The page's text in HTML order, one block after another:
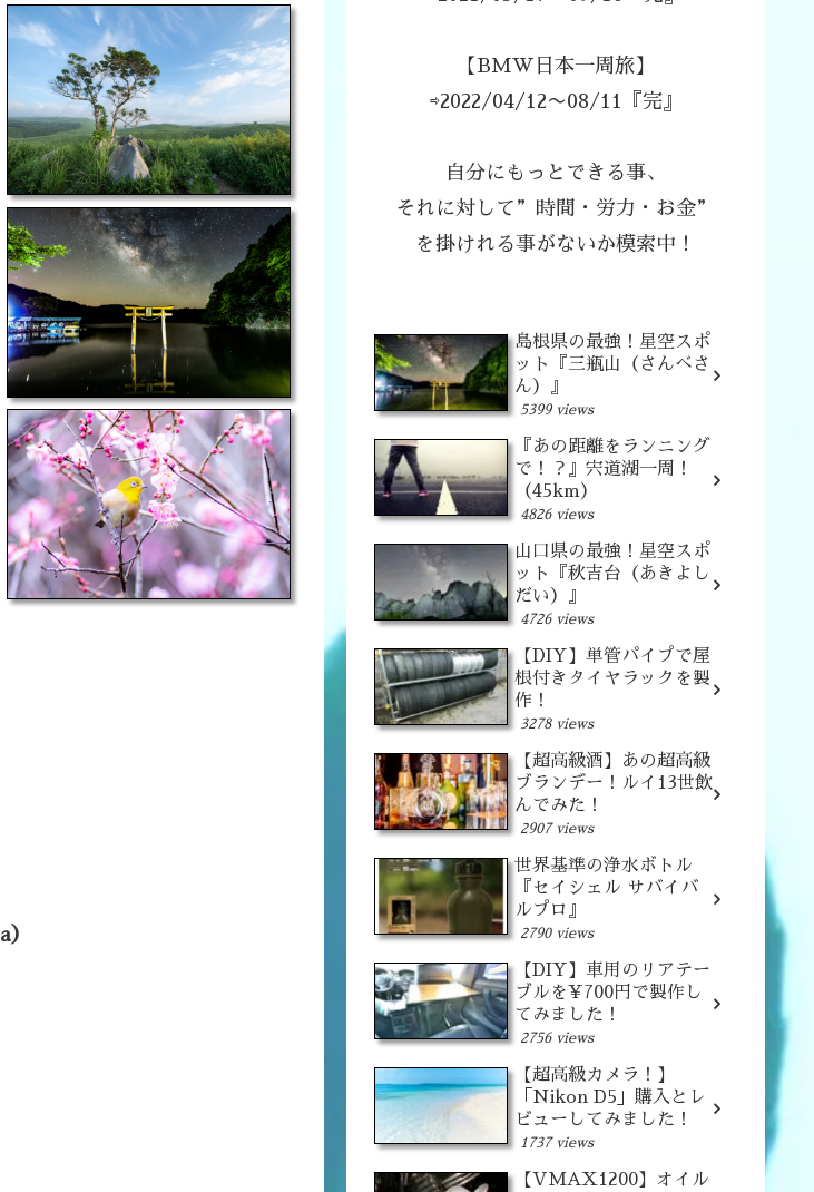
【BMW日本一周旅】
⇨2022/04/12〜08/11『完』
自分にもっとできる事、
それに対して”時間・労力・お金”
を掛けれる事がないか模索中！
島根県の最強！星空スポ
ット『三瓶山（さんべさ
ん）』
5399 views
『あの距離をランニング
で！？』宍道湖一周！
（45km）
4826 views
山口県の最強！星空スポ
ット『秋吉台（あきよし
だい）』
4726 views
【DIY】単管パイプで屋
根付きタイヤラックを製
作！
3278 views
【超高級酒】あの超高級
ブランデー！ルイ13世飲
んでみた！
2907 views
世界基準の浄水ボトル
『セイシェル サバイバ
ルプロ』
2790 views
【DIY】車用のリアテー
ブルを¥700円で製作し
てみました！
2756 views
【超高級カメラ！】
「Nikon D5」購入とレ
ビューしてみました！
1737 views
【VMAX1200】オイル